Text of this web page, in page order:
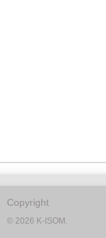
Copyright
© 2026 K-ISOM.